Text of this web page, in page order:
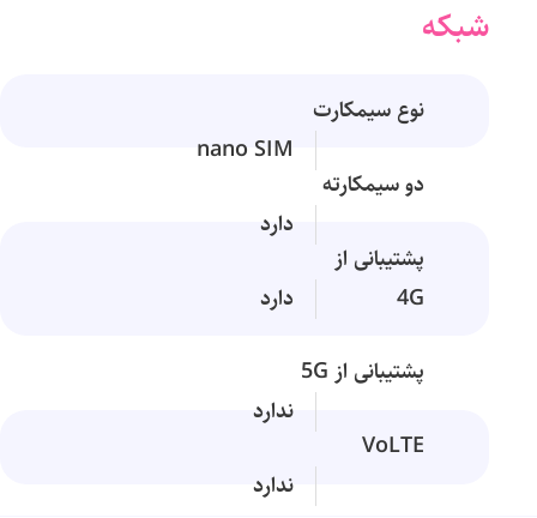
شبکه
نوع سیمکارت
nano SIM
دو سیمکارته
دارد
پشتیبانی از
4G
دارد
پشتیبانی از 5G
ندارد
VoLTE
ندارد